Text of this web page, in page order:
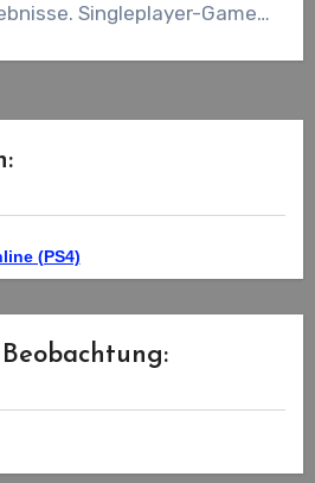
Singleplayer-Game-
(PS4)